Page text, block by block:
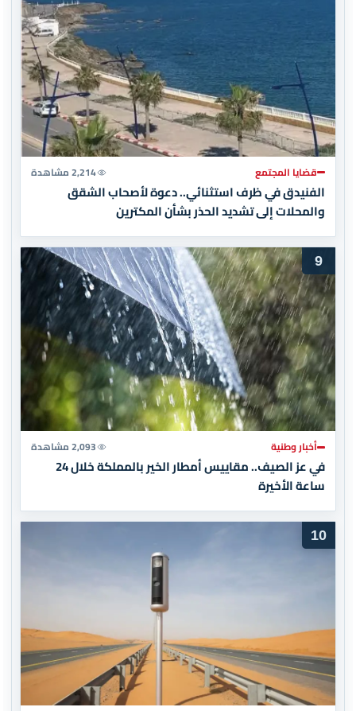
قضايا المجتمع 2,214 مشاهدة
الفنيدق في ظرف استثنائي.. دعوة لأصحاب الشقق
والمحلات إلى تشديد الحذر بشأن المكترين
9
أخبار وطنية 2,093 مشاهدة
في عز الصيف.. مقاييس أمطار الخير بالمملكة خلال 24
ساعة الأخيرة
10